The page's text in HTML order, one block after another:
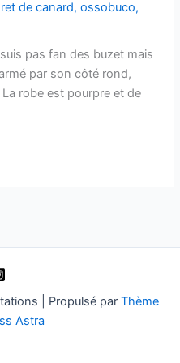
de canard,ossobuco,
pas fan des buzet mais
par son côté rond,
robe est pourpre et de
| Propulsé par Thème
Astra